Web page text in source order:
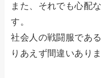
また、それでも心配
す。
社会人の戦闘服であ
りあえず間違いありま